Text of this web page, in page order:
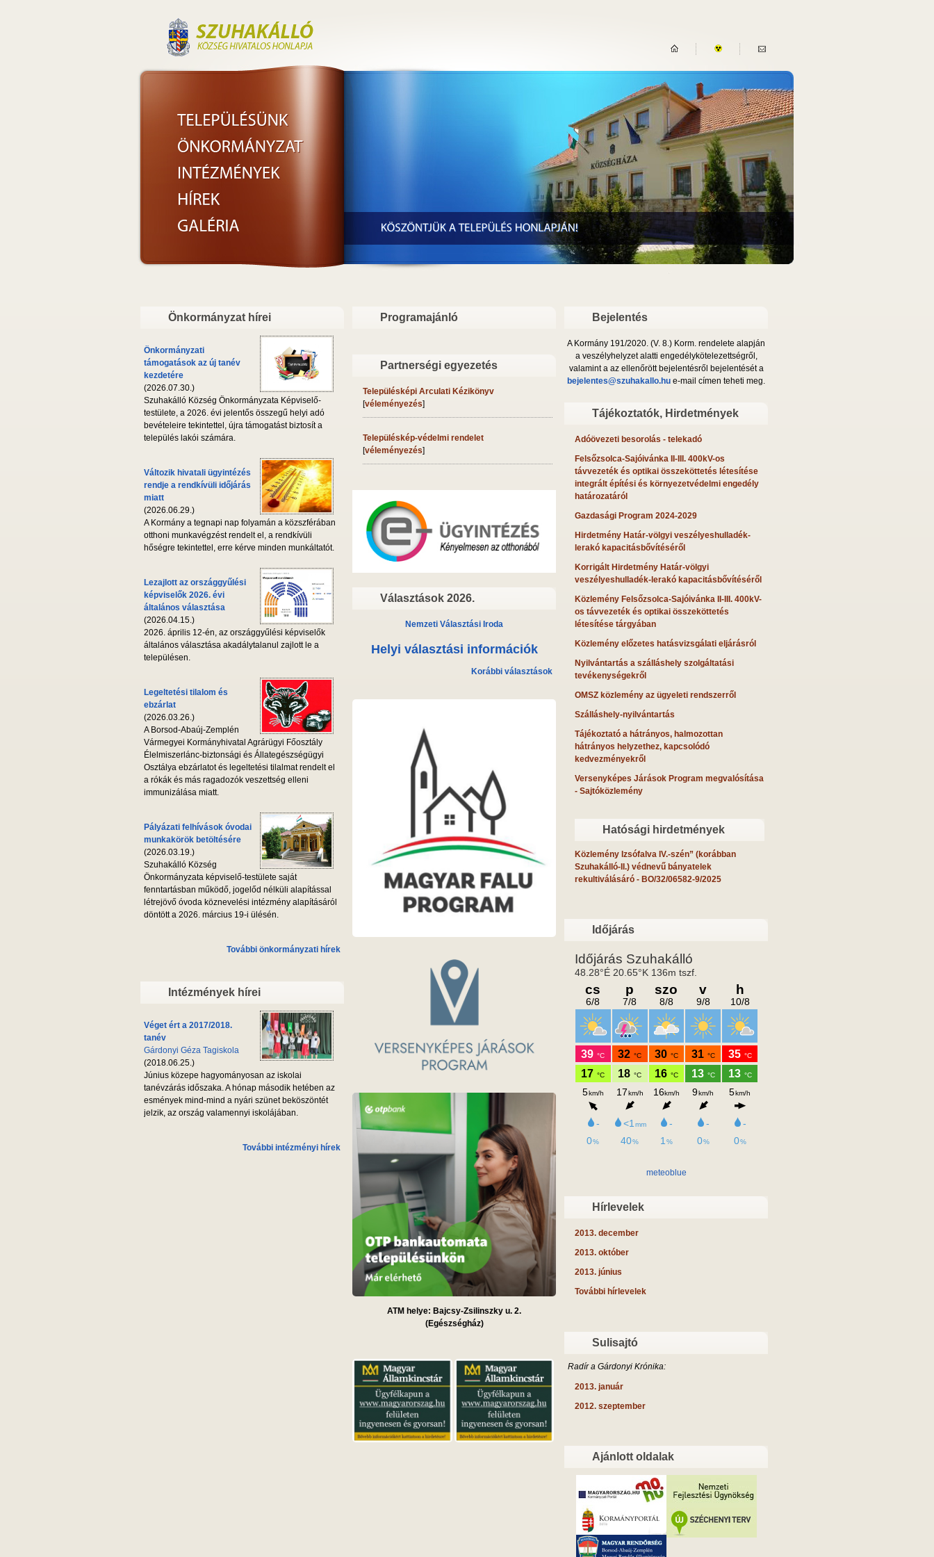
Önkormányzat hírei
Önkormányzati
támogatások az új tanév
kezdetére
(2026.07.30.)
Szuhakálló Község Önkormányzata Képviselő-
testülete, a 2026. évi jelentős összegű helyi adó
bevételeire tekintettel, újra támogatást biztosít a
település lakói számára.
Változik hivatali ügyintézés
rendje a rendkívüli időjárás
miatt
(2026.06.29.)
A Kormány a tegnapi nap folyamán a közszférában
otthoni munkavégzést rendelt el, a rendkívüli
hőségre tekintettel, erre kérve minden munkáltatót.
Lezajlott az országgyűlési
képviselők 2026. évi
általános választása
(2026.04.15.)
2026. április 12-én, az országgyűlési képviselők
általános választása akadálytalanul zajlott le a
településen.
Legeltetési tilalom és
ebzárlat
(2026.03.26.)
A Borsod-Abaúj-Zemplén
Vármegyei Kormányhivatal Agrárügyi Főosztály
Élelmiszerlánc-biztonsági és Állategészségügyi
Osztálya ebzárlatot és legeltetési tilalmat rendelt el
a rókák és más ragadozók veszettség elleni
immunizálása miatt.
Pályázati felhívások óvodai
munkakörök betöltésére
(2026.03.19.)
Szuhakálló Község
Önkormányzata képviselő-testülete saját
fenntartásban működő, jogelőd nélküli alapítással
létrejövő óvoda köznevelési intézmény alapításáról
döntött a 2026. március 19-i ülésén.
További önkormányzati hírek
Intézmények hírei
Véget ért a 2017/2018.
tanév
Gárdonyi Géza Tagiskola
(2018.06.25.)
Június közepe hagyományosan az iskolai
tanévzárás időszaka. A hónap második hetében az
esmények mind-mind a nyári szünet beköszöntét
jelzik, az ország valamennyi iskolájában.
További intézményi hírek
Programajánló
Partnerségi egyezetés
Településképi Arculati Kézikönyv
[véleményezés]
Településkép-védelmi rendelet
[véleményezés]
Választások 2026.
Nemzeti Választási Iroda
Helyi választási információk
Korábbi választások
ATM helye: Bajcsy-Zsilinszky u. 2.
(Egészségház)
Bejelentés
A Kormány 191/2020. (V. 8.) Korm. rendelete alapján
a veszélyhelyzet alatti engedélykötelezettségről,
valamint a az ellenőrött bejelentésről bejelentését a
bejelentes@szuhakallo.hu e-mail címen teheti meg.
Tájékoztatók, Hirdetmények
Adóövezeti besorolás - telekadó
Felsőzsolca-Sajóivánka II-III. 400kV-os
távvezeték és optikai összeköttetés létesítése
integrált építési és környezetvédelmi engedély
határozatáról
Gazdasági Program 2024-2029
Hirdetmény Határ-völgyi veszélyeshulladék-
lerakó kapacitásbővítéséről
Korrigált Hirdetmény Határ-völgyi
veszélyeshulladék-lerakó kapacitásbővítéséről
Közlemény Felsőzsolca-Sajóivánka II-III. 400kV-
os távvezeték és optikai összeköttetés
létesítése tárgyában
Közlemény előzetes hatásvizsgálati eljárásról
Nyilvántartás a szálláshely szolgáltatási
tevékenységekről
OMSZ közlemény az ügyeleti rendszerről
Szálláshely-nyilvántartás
Tájékoztató a hátrányos, halmozottan
hátrányos helyzethez, kapcsolódó
kedvezményekről
Versenyképes Járások Program megvalósítása
- Sajtóközlemény
Hatósági hirdetmények
Közlemény Izsófalva IV.-szén” (korábban
Szuhakálló-II.) védnevű bányatelek
rekultiválásáró - BO/32/06582-9/2025
Időjárás
meteoblue
Hírlevelek
2013. december
2013. október
2013. június
További hírlevelek
Sulisajtó
Radír a Gárdonyi Krónika:
2013. január
2012. szeptember
Ajánlott oldalak